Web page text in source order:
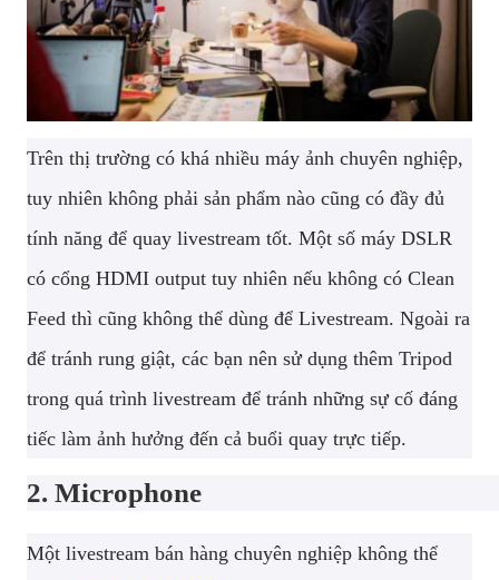
Trên thị trường có khá nhiều máy ảnh chuyên nghiệp,
tuy nhiên không phải sản phẩm nào cũng có đầy đủ
tính năng để quay livestream tốt. Một số máy DSLR
có cổng HDMI output tuy nhiên nếu không có Clean
Feed thì cũng không thể dùng để Livestream. Ngoài ra
để tránh rung giật, các bạn nên sử dụng thêm Tripod
trong quá trình livestream để tránh những sự cố đáng
tiếc làm ảnh hưởng đến cả buổi quay trực tiếp.
2. Microphone
Một livestream bán hàng chuyên nghiệp không thể